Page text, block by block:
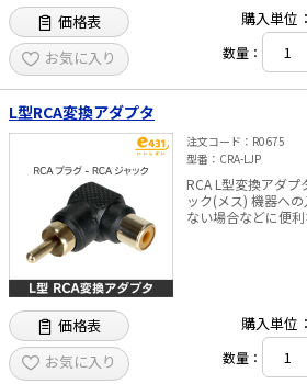
価格表
お気に入り
購入単位
数量：
L型RCA変換アダプタ
注文コード
R0675
型番
CRA-LJP
RCA L型変換アダプ
ック(メス) 機器への入出力などで、奥行きが取れ
ない場合などに便利
価格表
お気に入り
購入単位
数量：